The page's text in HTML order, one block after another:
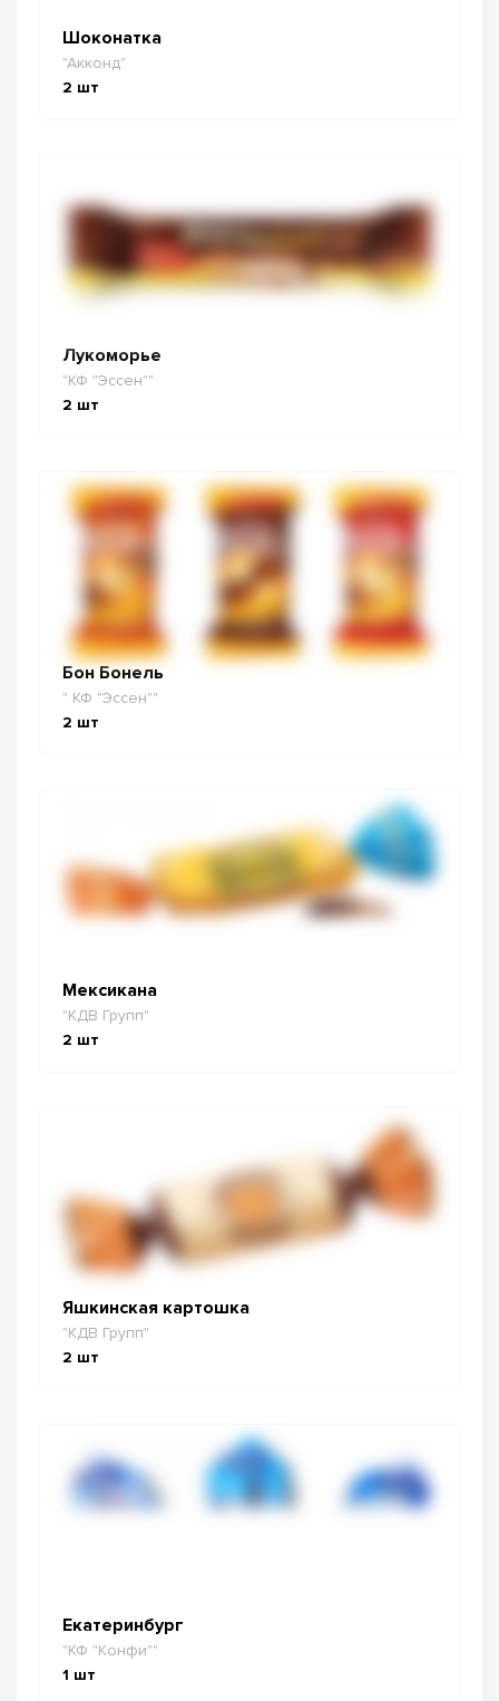
Шоконатка
"Акконд"
2 шт
Лукоморье
"КФ "Эссен""
2 шт
Бон Бонель
" КФ "Эссен""
2 шт
Мексикана
"КДВ Групп"
2 шт
Яшкинская картошка
"КДВ Групп"
2 шт
Екатеринбург
"КФ "Конфи""
1 шт